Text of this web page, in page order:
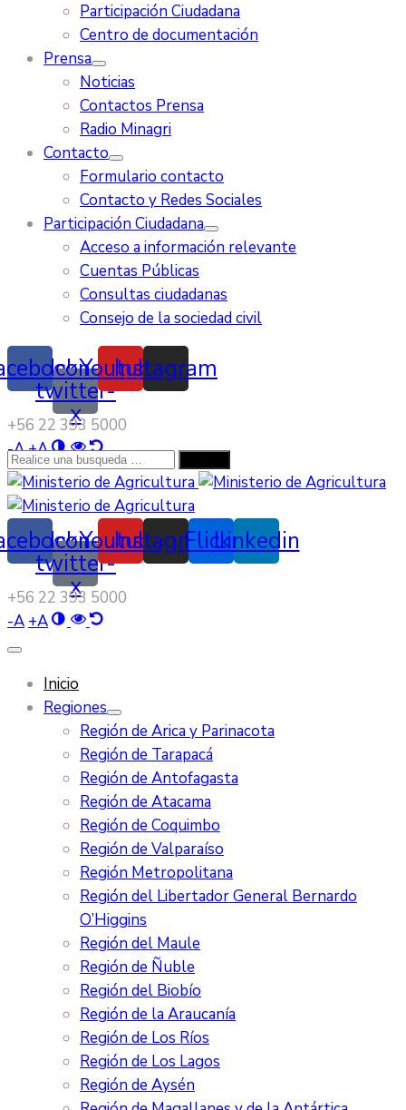
Participación Ciudadana
Centro de documentación
Prensa
Noticias
Contactos Prensa
Radio Minagri
Contacto
Formulario contacto
Contacto y Redes Sociales
Participación Ciudadana
Acceso a información relevante
Cuentas Públicas
Consultas ciudadanas
Consejo de la sociedad civil
Icon-
twitter-
x
Youtube
Instagram
‭+56 22 393 5000‬
-A+A
Icon-
twitter-
x
Youtube
Instagram
FlickrLinkedin
‭+56 22 393 5000‬
-A +A
Inicio
Regiones
Región de Arica y Parinacota
Región de Tarapacá
Región de Antofagasta
Región de Atacama
Región de Coquimbo
Región de Valparaíso
Región Metropolitana
Región del Libertador General Bernardo
O’Higgins
Región del Maule
Región de Ñuble
Región del Biobío
Región de la Araucanía
Región de Los Ríos
Región de Los Lagos
Región de Aysén